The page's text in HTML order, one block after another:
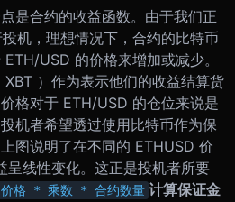
是合约的收益函数。由于我们正
机，理想情况下，合约的比特币
USD 的价格来增加或减少。
）作为表示他们的收益结算货
格对于 ETH/USD 的仓位来说是
机者希望透过使用比特币作为保
上图说明了在不同的 ETHUSD 价
呈线性变化。这正是投机者所要
价格 * 乘数 * 合约数量 计算保证金